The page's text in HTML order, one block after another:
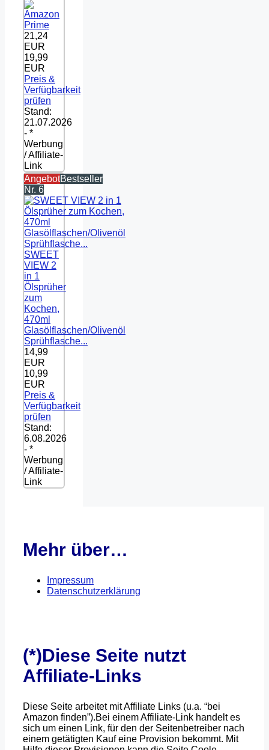
21,24
EUR
19,99
EUR
Preis &
Verfügbarkeit
prüfen
Stand:
21.07.2026
- *
Werbung
/ Affiliate-
Link
AngebotBestseller
Nr. 6
SWEET
VIEW 2
in 1
Ölsprüher
zum
Kochen,
470ml
Glasölflaschen/Olivenöl
Sprühflasche...
14,99
EUR
10,99
EUR
Preis &
Verfügbarkeit
prüfen
Stand:
6.08.2026
- *
Werbung
/ Affiliate-
Link
Mehr über…
Impressum
Datenschutzerklärung
(*)Diese Seite nutzt
Affiliate-Links
Diese Seite arbeitet mit Affiliate Links (u.a. “bei
Amazon finden”).Bei einem Affiliate-Link handelt es
sich um einen Link, für den der Seitenbetreiber nach
einem getätigten Kauf eine Provision bekommt. Mit